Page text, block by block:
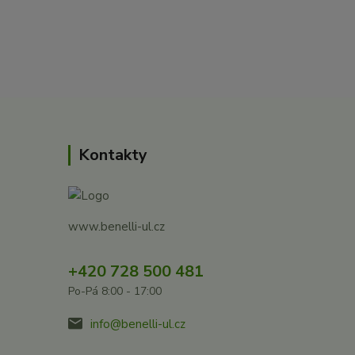
Kontakty
www.benelli-ul.cz
+420 728 500 481
Po-Pá 8:00 - 17:00
info@benelli-ul.cz